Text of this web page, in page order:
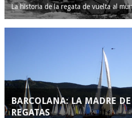
La historia de la regata de vuelta al
BARCOLANA: LA MADRE
REGATAS